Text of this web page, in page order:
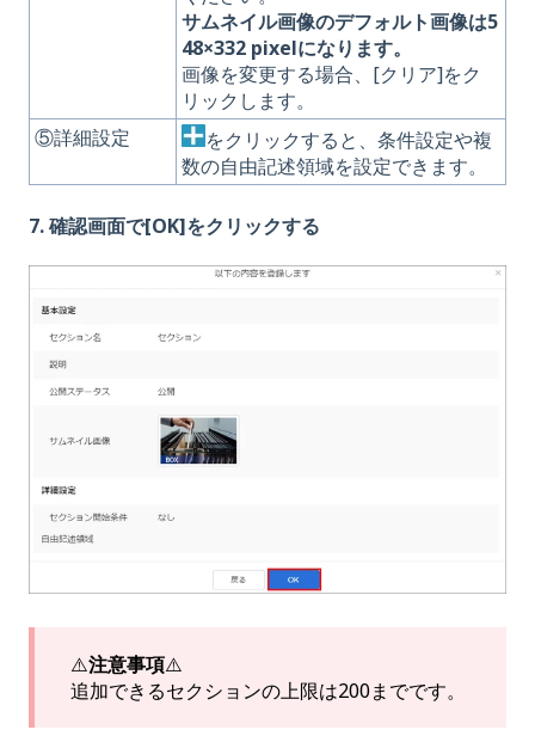
サムネイル画像のデフォルト画像は5
48×332 pixelになります。
画像を変更する場合、[クリア]をク
リックします。
⑤詳細設定
をクリックすると、条件設定や複
数の自由記述領域を設定できます。
7. 確認画面で[OK]をクリックする
⚠️注意事項⚠️
追加できるセクションの上限は200までです。